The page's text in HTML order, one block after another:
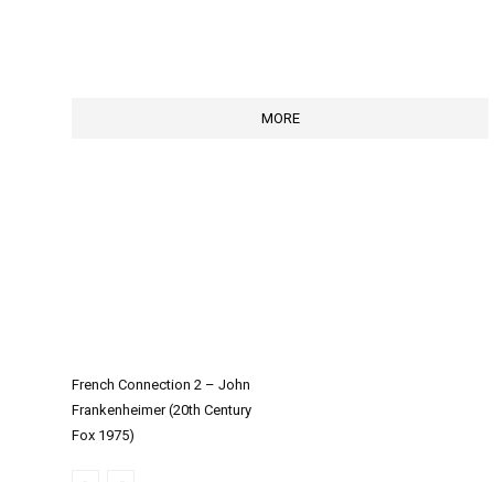
MORE
French Connection 2 – John
Frankenheimer (20th Century
Fox 1975)